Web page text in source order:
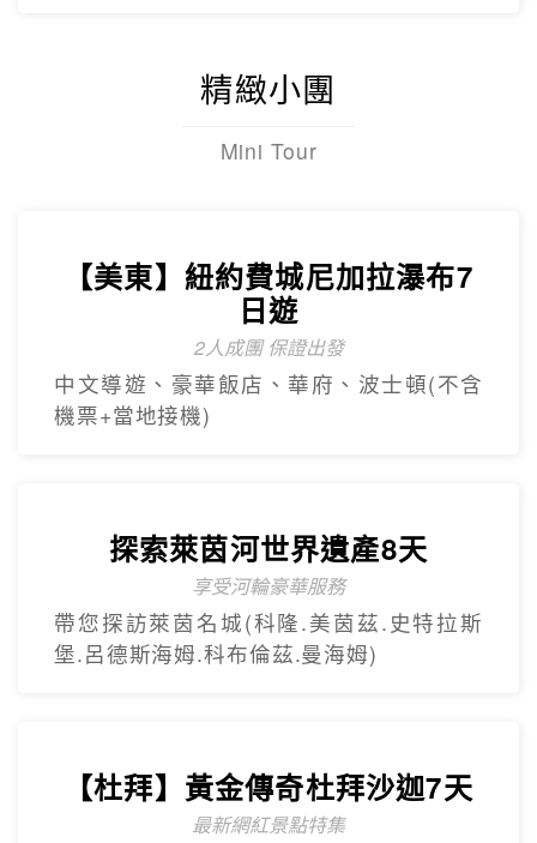
精緻小團
Mini Tour
【美東】紐約費城尼加拉瀑布7
日遊
2人成團 保證出發
中文導遊、豪華飯店、華府、波士頓(不含
機票+當地接機)
探索萊茵河世界遺產8天
享受河輪豪華服務
帶您探訪萊茵名城(科隆.美茵茲.史特拉斯
堡.呂德斯海姆.科布倫茲.曼海姆)
【杜拜】黃金傳奇杜拜沙迦7天
最新網紅景點特集